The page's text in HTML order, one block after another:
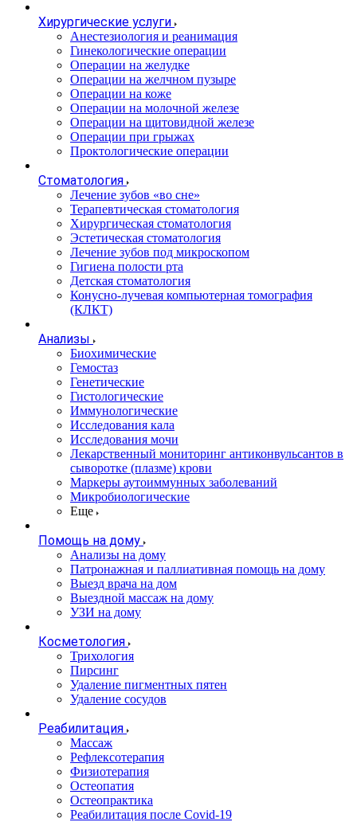
Хирургические услуги
Анестезиология и реанимация
Гинекологические операции
Операции на желудке
Операции на желчном пузыре
Операции на коже
Операции на молочной железе
Операции на щитовидной железе
Операции при грыжах
Проктологические операции
Стоматология
Лечение зубов «во сне»
Терапевтическая стоматология
Хирургическая стоматология
Эстетическая стоматология
Лечение зубов под микроскопом
Гигиена полости рта
Детская стоматология
Конусно-лучевая компьютерная томография
(КЛКТ)
Анализы
Биохимические
Гемостаз
Генетические
Гистологические
Иммунологические
Исследования кала
Исследования мочи
Лекарственный мониторинг антиконвульсантов в
сыворотке (плазме) крови
Маркеры аутоиммунных заболеваний
Микробиологические
Еще
Помощь на дому
Анализы на дому
Патронажная и паллиативная помощь на дому
Выезд врача на дом
Выездной массаж на дому
УЗИ на дому
Косметология
Трихология
Пирсинг
Удаление пигментных пятен
Удаление сосудов
Реабилитация
Массаж
Рефлексотерапия
Физиотерапия
Остеопатия
Остеопрактика
Реабилитация после Covid-19